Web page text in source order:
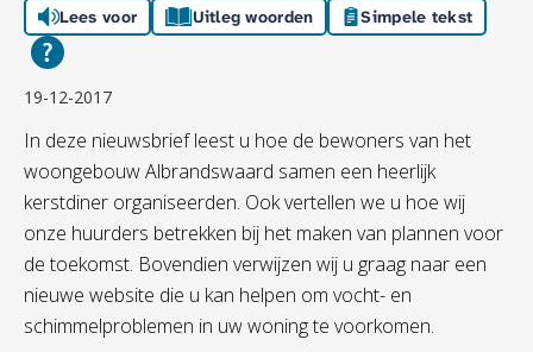
Lees voor Uitleg woorden Simpele tekst
19-12-2017
In deze nieuwsbrief leest u hoe de bewoners van het
woongebouw Albrandswaard samen een heerlijk
kerstdiner organiseerden. Ook vertellen we u hoe wij
onze huurders betrekken bij het maken van plannen voor
de toekomst. Bovendien verwijzen wij u graag naar een
nieuwe website die u kan helpen om vocht- en
schimmelproblemen in uw woning te voorkomen.